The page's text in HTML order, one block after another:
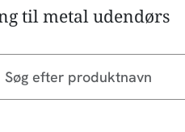
til metal udendørs